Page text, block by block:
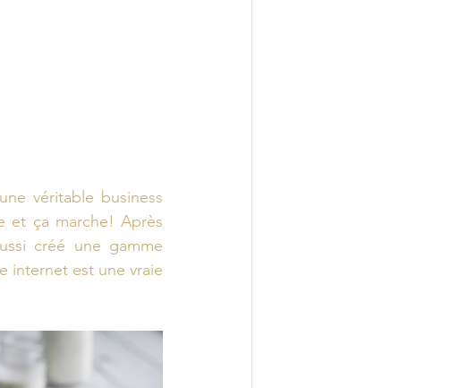
véritable business
et ça marche! Après
créé une gamme
internet est une vraie